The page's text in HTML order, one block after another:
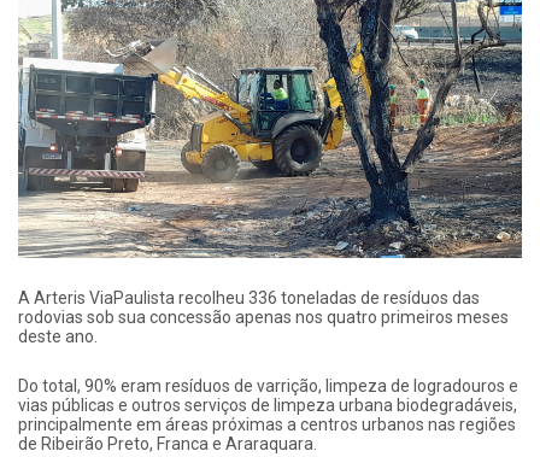
A Arteris ViaPaulista recolheu 336 toneladas de resíduos das
rodovias sob sua concessão apenas nos quatro primeiros meses
deste ano.
Do total, 90% eram resíduos de varrição, limpeza de logradouros e
vias públicas e outros serviços de limpeza urbana biodegradáveis,
principalmente em áreas próximas a centros urbanos nas regiões
de Ribeirão Preto, Franca e Araraquara.